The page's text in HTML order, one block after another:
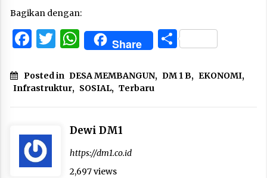
Bagikan dengan:
Facebook
Twitter
WhatsApp
Share Share
Posted in DESA MEMBANGUN, DM 1 B, EKONOMI,
Infrastruktur, SOSIAL, Terbaru
Dewi DM1
https://dm1.co.id
2,697 views